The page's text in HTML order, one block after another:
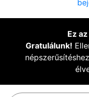
Ez
Gratulálunk!